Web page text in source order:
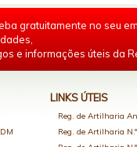
gratuitamente no seu
e informações úteis da
LINKS ÚTEIS
Reg. de Artilharia
Reg. de Artilharia